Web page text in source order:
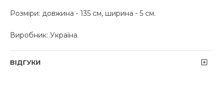
Розміри: довжина - 135 см, ширина - 5 см.
Виробник: Україна.
ВІДГУКИ